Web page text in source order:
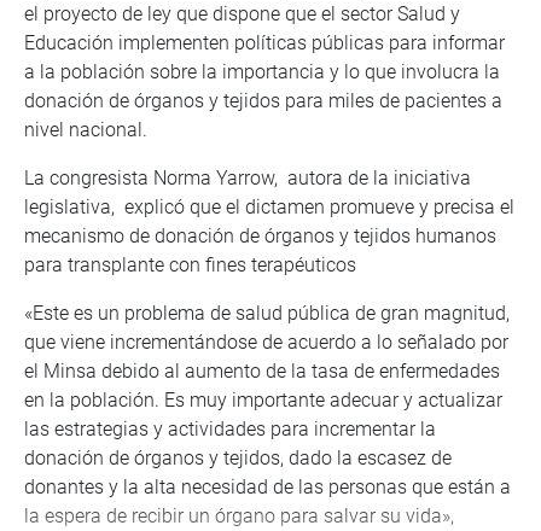
el proyecto de ley que dispone que el sector Salud y
Educación implementen políticas públicas para informar
a la población sobre la importancia y lo que involucra la
donación de órganos y tejidos para miles de pacientes a
nivel nacional.
La congresista Norma Yarrow, autora de la iniciativa
legislativa, explicó que el dictamen promueve y precisa el
mecanismo de donación de órganos y tejidos humanos
para transplante con fines terapéuticos
«Este es un problema de salud pública de gran magnitud,
que viene incrementándose de acuerdo a lo señalado por
el Minsa debido al aumento de la tasa de enfermedades
en la población. Es muy importante adecuar y actualizar
las estrategias y actividades para incrementar la
donación de órganos y tejidos, dado la escasez de
donantes y la alta necesidad de las personas que están a
la espera de recibir un órgano para salvar su vida»,